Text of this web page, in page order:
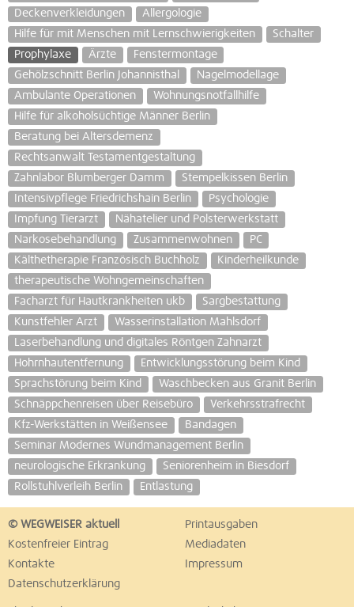
Deckenverkleidungen
Allergologie
Hilfe für mit Menschen mit Lernschwierigkeiten
Schalter
Prophylaxe
Ärzte
Fenstermontage
Gehölzschnitt Berlin Johannisthal
Nagelmodellage
Ambulante Operationen
Wohnungsnotfallhilfe
Hilfe für alkoholsüchtige Männer Berlin
Beratung bei Altersdemenz
Rechtsanwalt Testamentgestaltung
Zahnlabor Blumberger Damm
Stempelkissen Berlin
Intensivpflege Friedrichshain Berlin
Psychologie
Impfung Tierarzt
Nähatelier und Polsterwerkstatt
Narkosebehandlung
Zusammenwohnen
PC
Kälthetherapie Französisch Buchholz
Kinderheilkunde
therapeutische Wohngemeinschaften
Facharzt für Hautkrankheiten ukb
Sargbestattung
Kunstfehler Arzt
Wasserinstallation Mahlsdorf
Laserbehandlung und digitales Röntgen Zahnarzt
Hohrnhautentfernung
Entwicklungsstörung beim Kind
Sprachstörung beim Kind
Waschbecken aus Granit Berlin
Schnäppchenreisen über Reisebüro
Verkehrsstrafrecht
Kfz-Werkstätten in Weißensee
Bandagen
Seminar Modernes Wundmanagement Berlin
neurologische Erkrankung
Seniorenheim in Biesdorf
Rollstuhlverleih Berlin
Entlastung
© WEGWEISER aktuell
Printausgaben
Kostenfreier Eintrag
Mediadaten
Kontakte
Impressum
Datenschutzerklärung